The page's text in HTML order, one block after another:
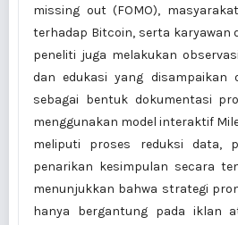
missing out (FOMO),
terhadap Bitcoin, serta karyawan
peneliti juga melakukan
dan edukasi yang disampaikan
sebagai bentuk dokumentasi
menggunakan model interaktif
meliputi proses reduksi data,
penarikan kesimpulan secara
menunjukkan bahwa strategi
hanya bergantung pada iklan